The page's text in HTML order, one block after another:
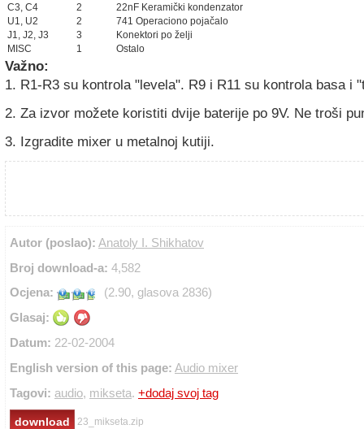
C3, C4
2
22nF Keramički kondenzator
U1, U2
2
741 Operaciono pojačalo
J1, J2, J3
3
Konektori po želji
MISC
1 Ostalo
Važno:
1. R1-R3 su kontrola "levela". R9 i R11 su kontrola basa i
2. Za izvor možete koristiti dvije baterije po 9V. Ne troši
3. Izgradite mixer u metalnoj kutiji.
Autor (poslao): Anatoly I. Shikhatov
Broj download-a: 4,582
Ocjena:
(2.90, glasova 2836)
Glasaj:
Datum: 22-02-2004
English version of this page: Audio mixer
Tagovi: audio, mikseta. +dodaj svoj tag
23_mikseta.zip